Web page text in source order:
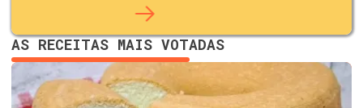
AS RECEITAS MAIS VOTADAS